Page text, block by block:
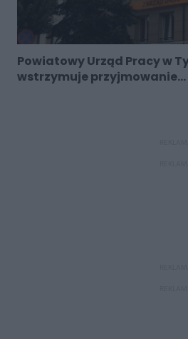
Powiatowy Urząd Pracy w
wstrzymuje przyjmowanie...